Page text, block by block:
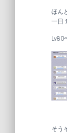
ほん
一日
Lv80
そう